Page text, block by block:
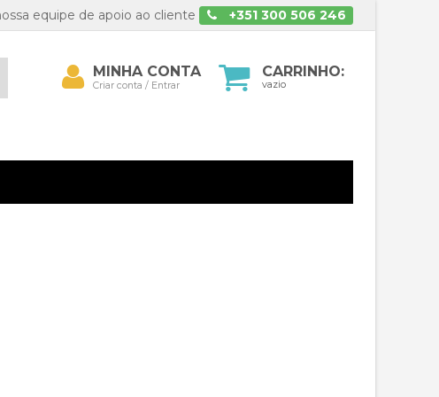
equipe de apoio ao cliente +351 300 506 246
CARRINHO:
vazio
Pesquisar
Minha
conta
MINHA CONTA
Criar conta / Entrar